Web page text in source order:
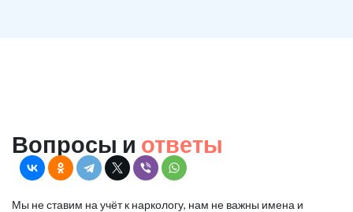
Вопросы и ответы
Мы не ставим на учёт к наркологу, нам не важны имена и